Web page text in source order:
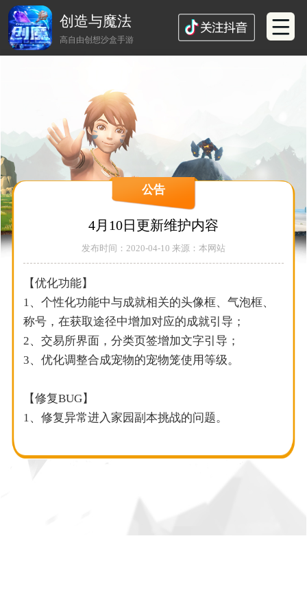
创造与魔法
高自由创想沙盒手游
公告
4月10日更新维护内容
发布时间：2020-04-10 来源：本网站
【优化功能】
1、个性化功能中与成就相关的头像框、气泡框、
称号，在获取途径中增加对应的成就引导；
2、交易所界面，分类页签增加文字引导；
3、优化调整合成宠物的宠物笼使用等级。
【修复BUG】
1、修复异常进入家园副本挑战的问题。